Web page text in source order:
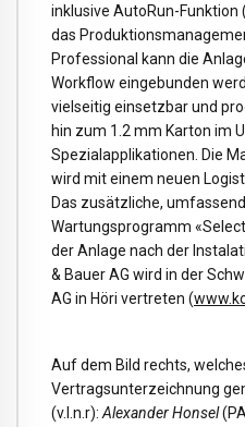
inklusive AutoRun-Funktion
das
Professional kann die
Workflow eingebunden
vielseitig einsetzbar und
hin zum 1.2 mm Karton im
Spezialapplikationen. Die
wird mit einem neuen
Das zusätzliche,
Wartungsprogramm
der Anlage nach der
& Bauer AG wird in der
AG in Höri vertreten (
Auf dem Bild rechts,
Vertragsunterzeichnung
(v.l.n.r): Alexander Honsel